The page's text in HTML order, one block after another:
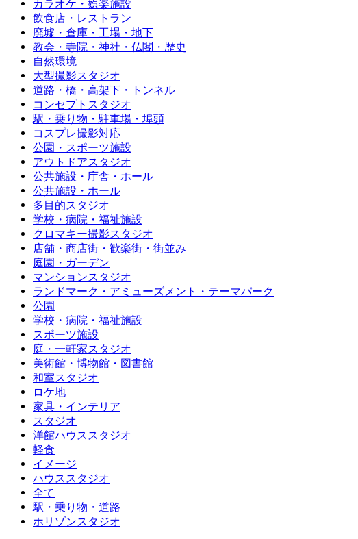
カラオケ・娯楽施設
飲食店・レストラン
廃墟・倉庫・工場・地下
教会・寺院・神社・仏閣・歴史
自然環境
大型撮影スタジオ
道路・橋・高架下・トンネル
コンセプトスタジオ
駅・乗り物・駐車場・埠頭
コスプレ撮影対応
公園・スポーツ施設
アウトドアスタジオ
公共施設・庁舎・ホール
公共施設・ホール
多目的スタジオ
学校・病院・福祉施設
クロマキー撮影スタジオ
店舗・商店街・歓楽街・街並み
庭園・ガーデン
マンションスタジオ
ランドマーク・アミューズメント・テーマパーク
公園
学校・病院・福祉施設
スポーツ施設
庭・一軒家スタジオ
美術館・博物館・図書館
和室スタジオ
ロケ地
家具・インテリア
スタジオ
洋館ハウススタジオ
軽食
イメージ
ハウススタジオ
全て
駅・乗り物・道路
ホリゾンスタジオ